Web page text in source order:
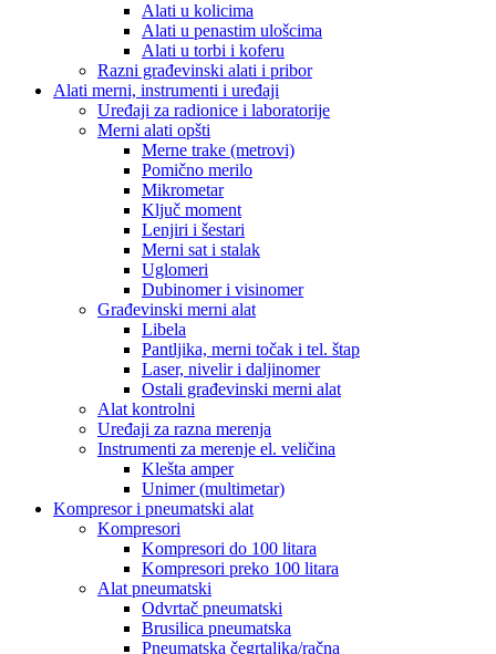
Alati u kolicima
Alati u penastim ulošcima
Alati u torbi i koferu
Razni građevinski alati i pribor
Alati merni, instrumenti i uređaji
Uređaji za radionice i laboratorije
Merni alati opšti
Merne trake (metrovi)
Pomično merilo
Mikrometar
Ključ moment
Lenjiri i šestari
Merni sat i stalak
Uglomeri
Dubinomer i visinomer
Građevinski merni alat
Libela
Pantljika, merni točak i tel. štap
Laser, nivelir i daljinomer
Ostali građevinski merni alat
Alat kontrolni
Uređaji za razna merenja
Instrumenti za merenje el. veličina
Klešta amper
Unimer (multimetar)
Kompresor i pneumatski alat
Kompresori
Kompresori do 100 litara
Kompresori preko 100 litara
Alat pneumatski
Odvrtač pneumatski
Brusilica pneumatska
Pneumatska čegrtaljka/račna